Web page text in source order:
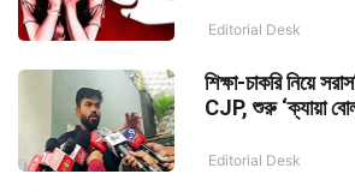
Editorial Desk
শিক্ষা-চাকরি নিয়ে
CJP, শুরু ‘ক্যায়া
Editorial Desk